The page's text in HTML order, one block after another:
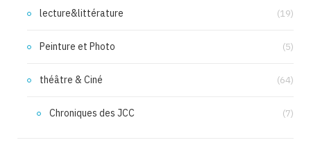
lecture&littérature (19)
Peinture et Photo (5)
théâtre & Ciné (64)
Chroniques des JCC (7)